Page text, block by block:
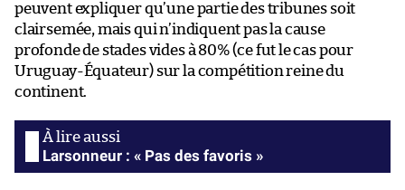
peuvent expliquer qu’une partie des tribunes soit
clairsemée, mais qui n’indiquent pas la cause
profonde de stades vides à 80% (ce fut le cas pour
Uruguay-Équateur) sur la compétition reine du
continent.
Larsonneur : « Pas des favoris »